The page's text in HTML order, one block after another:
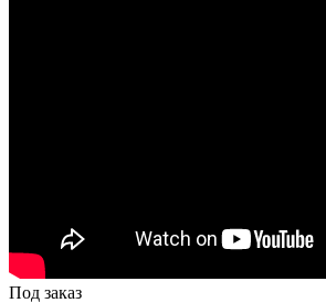
Под заказ